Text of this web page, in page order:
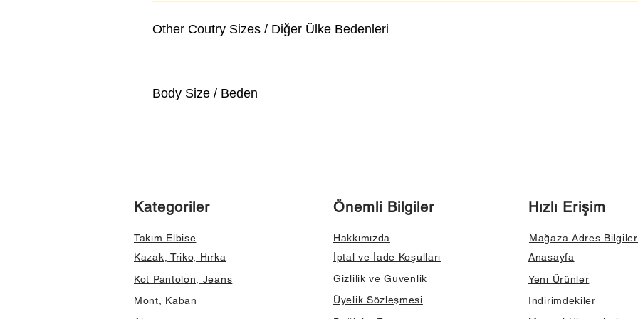
Other Coutry Sizes / Diğer Ülke Bedenleri
Body Size / Beden
Kategoriler
Takım Elbise
Kazak, Triko, Hırka
Kot Pantolon, Jeans
Mont, Kaban
Önemli Bilgiler
Hakkımızda
İptal ve İade Koşulları
Gizlilik ve Güvenlik
Üyelik Sözleşmesi
Hızlı Erişim
Mağaza Adres
Anasayfa
Yeni Ürünler
İndirimdekiler